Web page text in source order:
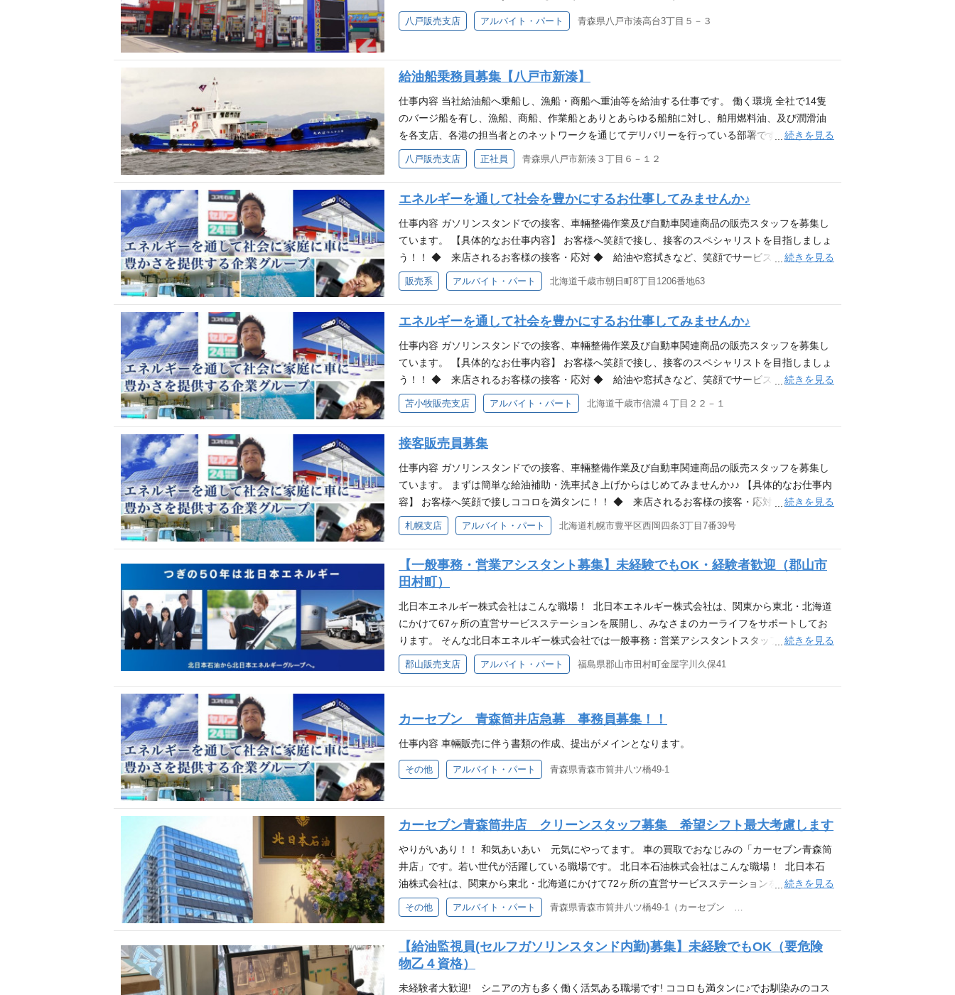
八戸販売支店 アルバイト・パート 青森県八戸市湊高台3丁目５－３
給油船乗務員募集【八戸市新湊】
仕事内容 当社給油船へ乗船し、漁船・商船へ重油等を給油する仕事です。 働く環境 全社で14隻
のバージ船を有し、漁船、商船、作業船とありとあらゆる船舶に対し、舶用燃料油、及び潤滑油
を各支店、各港の担当者とのネットワークを通じてデリバリーを行っている部署です。 各港によ
って主として取扱う船舶に違いもあります。青森県八戸港は日本一のイカの水揚げ港でもあり漁
船が主体。函館港では同じく漁船への補油、又、大規模造船所によって建造される大型貨物船へ
の補油、フェリー、内航船とさまざま。室蘭港は製油所のある港でタンカー船へのデリバリーが
多く、貨物船、作業船、漁船共にどんな船舶でも対応できます。 ロシア船をはじめ、様々な外航
船を得意とする港もあり、それぞれのプロ集団がそれぞれの地で活躍しています。 活かせる資
格・経験 ・海技士、危険物取扱者などの資格(手当あり) 【未経験者歓迎、経験者優遇】 ※危険
物資格や海技士の資格は入社してからも受験でき（海技士資格は入社後3年で取得可能）資格取得
に向けたフォロー（講習・取得費用の補助等）も行います。
続きを見る
八戸販売支店 正社員 青森県八戸市新湊３丁目６－１２
エネルギーを通して社会を豊かにするお仕事してみませんか♪
仕事内容 ガソリンスタンドでの接客、車輛整備作業及び自動車関連商品の販売スタッフを募集し
ています。 【具体的なお仕事内容】 お客様へ笑顔で接し、接客のスペシャリストを目指しましょ
う！！ ◆ 来店されるお客様の接客・応対 ◆ 給油や窓拭きなど、笑顔でサービス ◆ カー用
品(タイヤ・洗車・車輌整備など)の販売 未経験の方は慣れない作業ばかりで戸惑う事も多いと思
いますが、先輩スタッフが丁寧にわかりやすく指導します。また、各種技能研修が充実しており
ますので安心して働ける職場です。 チームワークが抜群な職場なので、困った事があればサポー
トします。 働く環境 北日本石油株式会社は、関東から東北・北海道にかけて73ヶ所の直営サービ
スステーションを展開しており、みなさまのカーライフをサポートします。 そんな北日本石油株
式会社では今回ガソリンスタンドスタッフを募集しております。 ガソリンスタンド勤務未経験者
も、経験者も大歓迎です!! 一緒ににぎやかで活気あるお店にしていきませんか? 活かせる資格・
経験 ・整備士、危険物取扱者[乙４]などの資格 ・ディーラー、整備工場、SSでの経験 ・接客、販
売の経験 未経験者歓迎、経験者優遇 ※危険物資格や自動車整備士の資格は入社してからも受験
でき、資格取得に向けたフォロー（講習・取得費用の補助等）も行います。
続きを見る
販売系 アルバイト・パート 北海道千歳市朝日町8丁目1206番地63
エネルギーを通して社会を豊かにするお仕事してみませんか♪
仕事内容 ガソリンスタンドでの接客、車輛整備作業及び自動車関連商品の販売スタッフを募集し
ています。 【具体的なお仕事内容】 お客様へ笑顔で接し、接客のスペシャリストを目指しましょ
う！！ ◆ 来店されるお客様の接客・応対 ◆ 給油や窓拭きなど、笑顔でサービス ◆ カー用
品(タイヤ・洗車・車輌整備など)の販売 未経験の方は慣れない作業ばかりで戸惑う事も多いと思
いますが、先輩スタッフが丁寧にわかりやすく指導します。また、各種技能研修が充実しており
ますので安心して働ける職場です。 チームワークが抜群な職場なので、困った事があればサポー
トします。 働く環境 北日本石油株式会社は、関東から東北・北海道にかけて73ヶ所の直営サービ
スステーションを展開しており、みなさまのカーライフをサポートします。 そんな北日本石油株
式会社では今回ガソリンスタンドスタッフを募集しております。 ガソリンスタンド勤務未経験者
も、経験者も大歓迎です!! 一緒ににぎやかで活気あるお店にしていきませんか? 活かせる資格・
経験 ・整備士、危険物取扱者[乙４]などの資格 ・ディーラー、整備工場、SSでの経験 ・接客、販
売の経験 未経験者歓迎、経験者優遇 ※危険物資格や自動車整備士の資格は入社してからも受験
でき、資格取得に向けたフォロー（講習・取得費用の補助等）も行います。
続きを見る
苫小牧販売支店 アルバイト・パート 北海道千歳市信濃４丁目２２－１
接客販売員募集
仕事内容 ガソリンスタンドでの接客、車輛整備作業及び自動車関連商品の販売スタッフを募集し
ています。 まずは簡単な給油補助・洗車拭き上げからはじめてみませんか♪♪ 【具体的なお仕事内
容】 お客様へ笑顔で接しココロを満タンに！！ ◆ 来店されるお客様の接客・応対 ◆ 給油や
窓拭きなど、笑顔でサービス ◆ カー用品(タイヤ・洗車・車輌整備など)の販売 未経験の方は慣
れない作業ばかりで戸惑う事も多いと思いますが、先輩スタッフが丁寧にわかりやすく指導しま
す。また、各種技能研修が充実しておりますので安心して働ける職場です。 チームワークが抜群
な職場なので、困った事があればサポートします。 働く環境 北日本石油株式会社は、関東から東
北・北海道にかけて69ヶ所の直営サービスステーションを展開しており、みなさまのカーライフ
をサポートします。 そんな北日本石油株式会社では今回ガソリンスタンドスタッフを募集してお
ります。 ガソリンスタンド勤務未経験者も、経験者も大歓迎です!! 一緒ににぎやかで活気あるお
店にしていきませんか? 活かせる資格・経験 ・整備士、危険物取扱者[乙４]などの資格 ・ディー
ラー、整備工場、SSでの経験 ・接客、販売の経験 未経験者歓迎、経験者優遇 ※危険物資格や
自動車整備士の資格は入社してからも受験でき、資格取得に向けたフォロー（講習・取得費用の
補助等）も行います。
続きを見る
札幌支店 アルバイト・パート 北海道札幌市豊平区西岡四条3丁目7番39号
【一般事務・営業アシスタント募集】未経験でもOK・経験者歓迎（郡山市
田村町）
北日本エネルギー株式会社はこんな職場！ 北日本エネルギー株式会社は、関東から東北・北海道
にかけて67ヶ所の直営サービスステーションを展開し、みなさまのカーライフをサポートしてお
ります。 そんな北日本エネルギー株式会社では一般事務：営業アシスタントスタッフを募集して
おります。
続きを見る
郡山販売支店 アルバイト・パート 福島県郡山市田村町金屋字川久保41
カーセブン 青森筒井店急募 事務員募集！！
仕事内容 車輛販売に伴う書類の作成、提出がメインとなります。
その他 アルバイト・パート 青森県青森市筒井八ツ橋49-1
カーセブン青森筒井店 クリーンスタッフ募集 希望シフト最大考慮します
やりがいあり！！ 和気あいあい 元気にやってます。 車の買取でおなじみの「カーセブン青森筒
井店」です。若い世代が活躍している職場です。 北日本石油株式会社はこんな職場！ 北日本石
油株式会社は、関東から東北・北海道にかけて72ヶ所の直営サービスステーションを展開し、み
なさまのカーライフをサポートしております。 そんな北日本石油株式会社ではサービスステーシ
ョンの軽作業スタッフを募集しております。 経験者はもちろん、未経験者も大歓迎です!!
続きを見る
その他 アルバイト・パート
【給油監視員(セルフガソリンスタンド内勤)募集】未経験でもOK（要危険
物乙４資格）
未経験者大歓迎! シニアの方も多く働く活気ある職場です! ココロも満タンに♪でお馴染みのコス